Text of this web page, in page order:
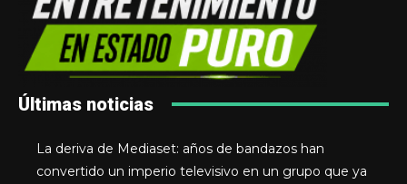
Últimas noticias
La deriva de Mediaset: años de bandazos han
convertido un imperio televisivo en un grupo que ya